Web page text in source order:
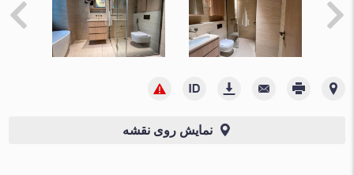
نمایش روی نقشه